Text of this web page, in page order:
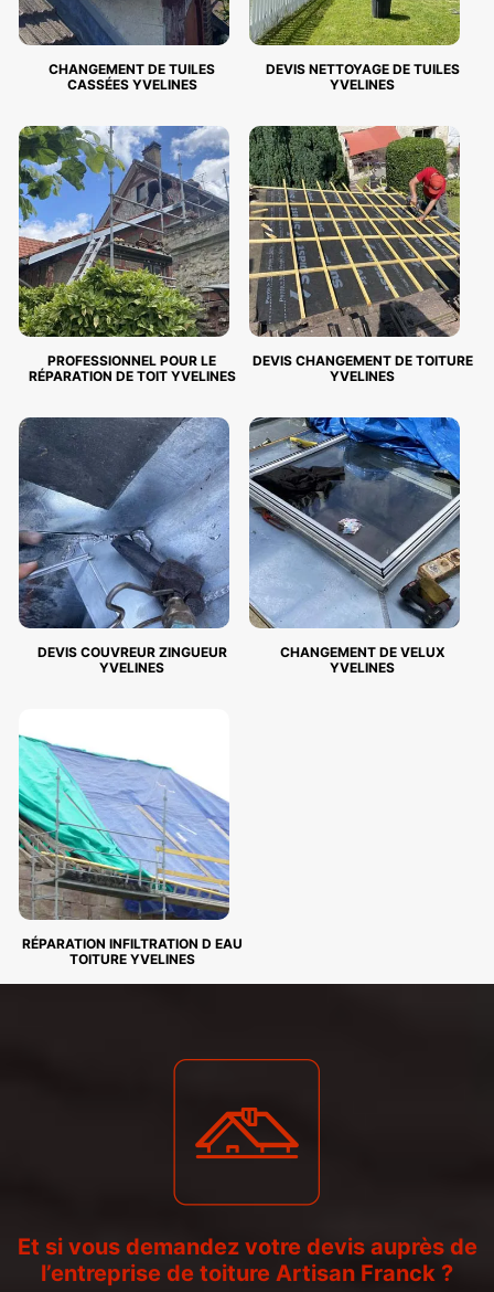
CHANGEMENT DE TUILES
CASSÉES YVELINES
DEVIS NETTOYAGE DE TUILES
YVELINES
PROFESSIONNEL POUR LE
RÉPARATION DE TOIT YVELINES
DEVIS CHANGEMENT DE TOITURE
YVELINES
DEVIS COUVREUR ZINGUEUR
YVELINES
CHANGEMENT DE VELUX
YVELINES
RÉPARATION INFILTRATION D EAU
TOITURE YVELINES
Et si vous demandez votre devis auprès de
l’entreprise de toiture Artisan Franck ?